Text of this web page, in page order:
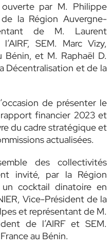
ouverte par M. Philippe
la Région Auvergne-
de M. Laurent
SEM. Marc Vizy,
Bénin,et M. Raphaël D.
Décentralisation et de la
de présenter le
financier 2023 et
du cadre stratégique et
actualisées.
des collectivités
invité, par la Région
un cocktail dinatoire en
Vice-Président de la
et représentant de M.
de l’AIRF et SEM.
au Bénin.